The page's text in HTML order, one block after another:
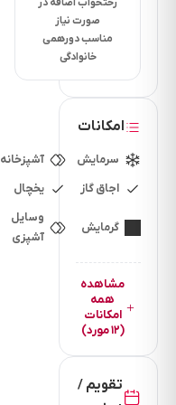
چنددقیقه
است؟10
فاصله تا کافی
چنددقیقه
است؟10
دقیقه
پاساژ
چنددقیقه
است؟10
دقیقه
فاصله تا دریا
چنددقیقه
است؟ 20
رختخواب اضافه در
صورت نیاز
مناسب دورهمی
خانوادگی
امکانات
سرمایش آشپزخانه
اجاق گاز
یخچال
گرمایش
وسایل
آشپزی
مشاهده
همه
امکانات
(۱۲ مورد)
تقویم /